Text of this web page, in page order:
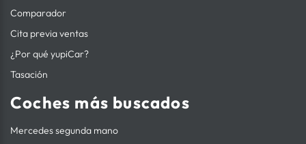
Comparador
Cita previa ventas
¿Por qué yupiCar?
Tasación
Coches más buscados
Mercedes segunda mano